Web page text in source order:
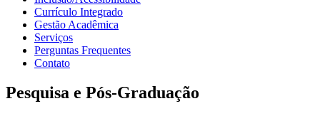
Currículo Integrado
Gestão Acadêmica
Serviços
Perguntas Frequentes
Contato
Pesquisa e Pós-Graduação